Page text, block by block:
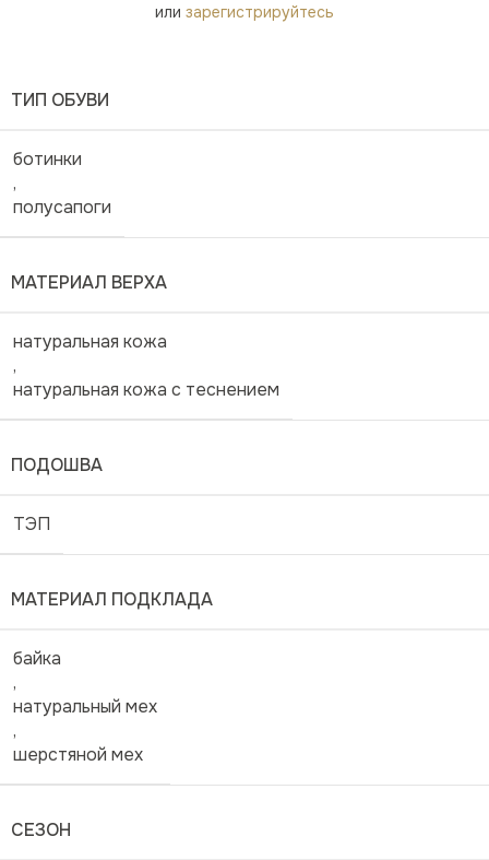
или зарегистрируйтесь
ТИП ОБУВИ
ботинки
,
полусапоги
МАТЕРИАЛ ВЕРХА
натуральная кожа
,
натуральная кожа с теснением
ПОДОШВА
ТЭП
МАТЕРИАЛ ПОДКЛАДА
байка
,
натуральный мех
,
шерстяной мех
СЕЗОН